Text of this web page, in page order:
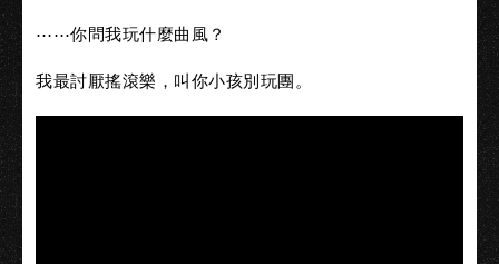
⋯⋯你問我玩什麼曲風？
我最討厭搖滾樂，叫你小孩別玩團。